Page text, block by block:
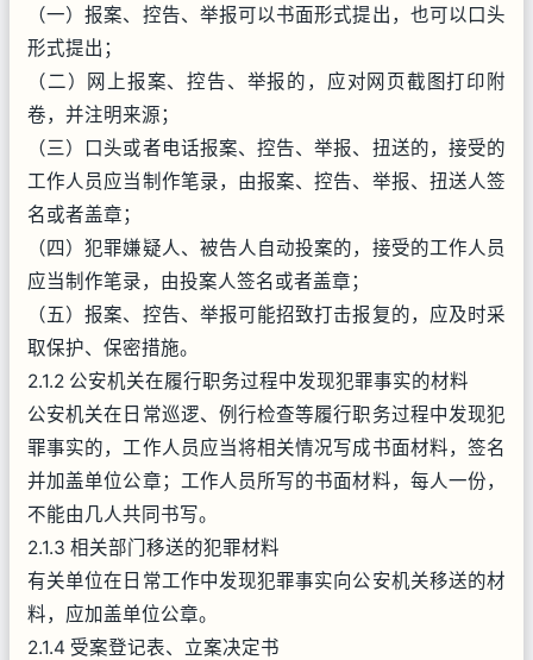
（一）报案、控告、举报可以书面形式提出，也可以口头
形式提出；
（二）网上报案、控告、举报的，应对网页截图打印附
卷，并注明来源；
（三）口头或者电话报案、控告、举报、扭送的，接受的
工作人员应当制作笔录，由报案、控告、举报、扭送人签
名或者盖章；
（四）犯罪嫌疑人、被告人自动投案的，接受的工作人员
应当制作笔录，由投案人签名或者盖章；
（五）报案、控告、举报可能招致打击报复的，应及时采
取保护、保密措施。
2.1.2 公安机关在履行职务过程中发现犯罪事实的材料
公安机关在日常巡逻、例行检查等履行职务过程中发现犯
罪事实的，工作人员应当将相关情况写成书面材料，签名
并加盖单位公章；工作人员所写的书面材料，每人一份，
不能由几人共同书写。
2.1.3 相关部门移送的犯罪材料
有关单位在日常工作中发现犯罪事实向公安机关移送的材
料，应加盖单位公章。
2.1.4 受案登记表、立案决定书